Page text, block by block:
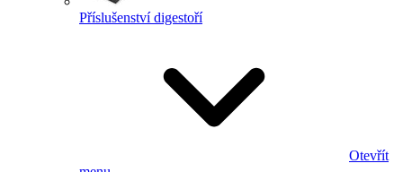
Příslušenství digestoří
Otevřít